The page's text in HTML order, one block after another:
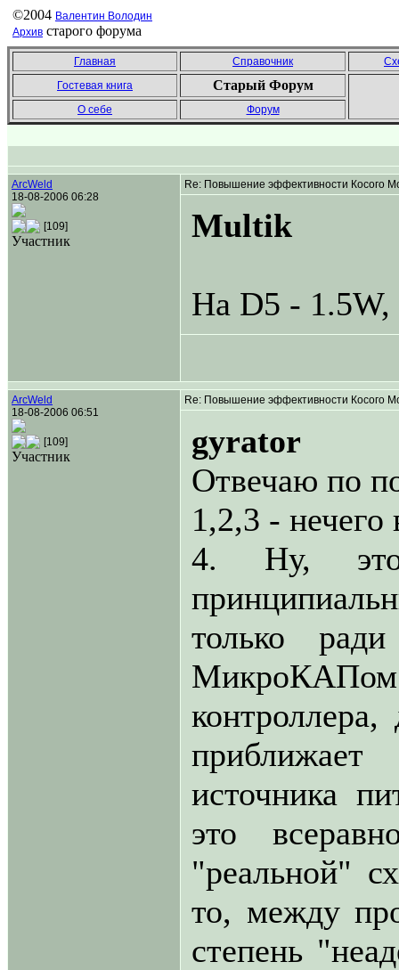
©2004 Валентин Володин
Архив старого форума
Главная Справочник
Гостевая книга
Старый Форум
О себе Форум
ArcWeld
18-08-2006 06:28
[109]
Участник
Re: Повышение эффективности Косого
Multik
На D5 -
ArcWeld
18-08-2006 06:51
[109]
Участник
Re: Повышение эффективности Косого
gyrator
Отвечаю по
1,2,3 - нечего
4. Ну, это
только
источника
это
"реальной"
то, между
степень